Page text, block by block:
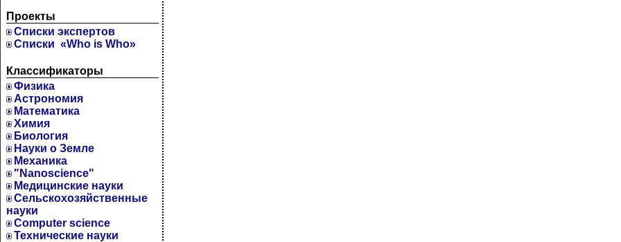
Проекты
Cписки экспертов
Списки «Who is Who»
Классификаторы
Физика
Астрономия
Математика
Химия
Биология
Науки о Земле
Механика
"Nanoscience"
Медицинские науки
Сельскохозяйственные
науки
Computer science
Технические науки